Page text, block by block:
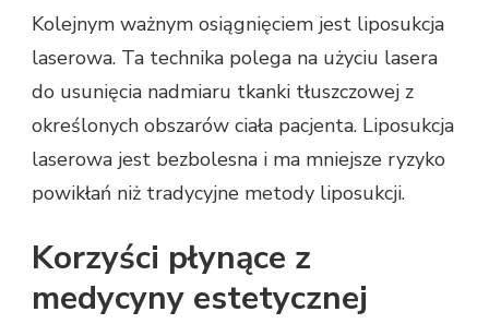
Kolejnym ważnym osiągnięciem jest liposukcja
laserowa. Ta technika polega na użyciu lasera
do usunięcia nadmiaru tkanki tłuszczowej z
określonych obszarów ciała pacjenta. Liposukcja
laserowa jest bezbolesna i ma mniejsze ryzyko
powikłań niż tradycyjne metody liposukcji.
Korzyści płynące z
medycyny estetycznej